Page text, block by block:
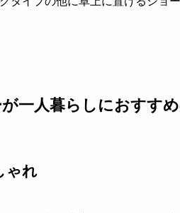
一人暮らしにおすす
ゃれ